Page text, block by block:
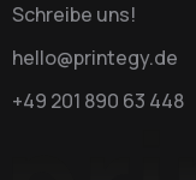
Schreibe uns!
hello@printegy.de
+49 201 890 63 448